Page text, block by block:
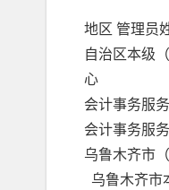
地区 管理员
自治区本级
心
会计事务服
会计事务服
乌鲁木齐市（
乌鲁木齐市